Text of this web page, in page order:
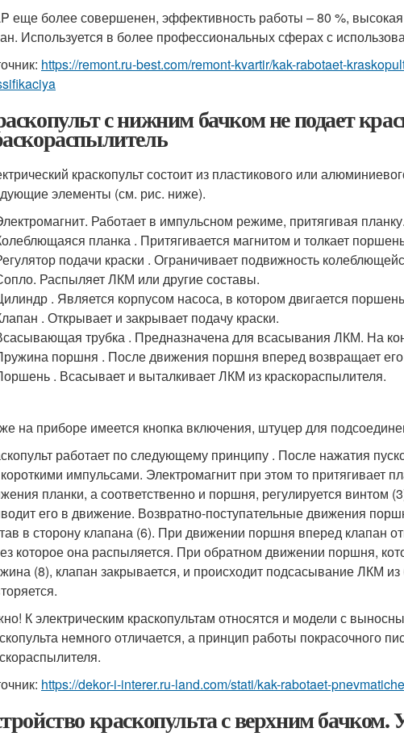
еще более совершенен, эффективность работы – 80 %,
Используется в более профессиональных сферах с
https://remont.ru-best.com/remont-kvartir/kak-rabotaet-
с нижним бачком не подает
краскопульт состоит из пластикового или
элементы (см. рис. ниже).
Работает в импульсном режиме, притягивая планку.
планка . Притягивается магнитом и толкает
подачи краски . Ограничивает подвижность
Распыляет ЛКМ или другие составы.
. Является корпусом насоса, в котором двигается
. Открывает и закрывает подачу краски.
трубка . Предназначена для всасывания ЛКМ. На
поршня . После движения поршня вперед возвращает
. Всасывает и выталкивает ЛКМ из краскораспылителя.
на приборе имеется кнопка включения, штуцер для
работает по следующему принципу . После нажатия
импульсами. Электромагнит при этом то притягивает
планки, а соответственно и поршня, регулируется винтом
его в движение. Возвратно-поступательные движения
в сторону клапана (6). При движении поршня вперед клапан
которое она распыляется. При обратном движении поршня,
(8), клапан закрывается, и происходит подсасывание ЛКМ из
К электрическим краскопультам относятся и модели с
немного отличается, а принцип работы покрасочного
https://dekor-i-interer.ru-land.com/stati/kak-rabotaet-
краскопульта с верхним бачком.